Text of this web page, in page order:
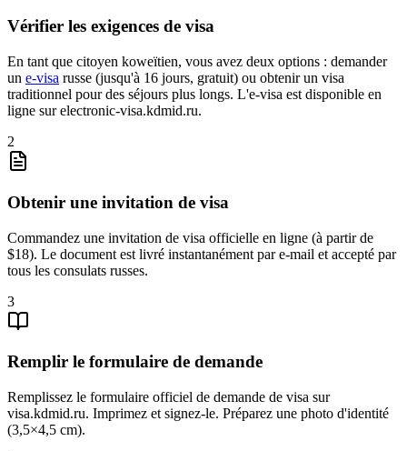
Vérifier les exigences de visa
En tant que citoyen koweïtien, vous avez deux options : demander
un e-visa russe (jusqu'à 16 jours, gratuit) ou obtenir un visa
traditionnel pour des séjours plus longs. L'e-visa est disponible en
ligne sur electronic-visa.kdmid.ru.
2
Obtenir une invitation de visa
Commandez une invitation de visa officielle en ligne (à partir de
$18). Le document est livré instantanément par e-mail et accepté par
tous les consulats russes.
3
Remplir le formulaire de demande
Remplissez le formulaire officiel de demande de visa sur
visa.kdmid.ru. Imprimez et signez-le. Préparez une photo d'identité
(3,5×4,5 cm).